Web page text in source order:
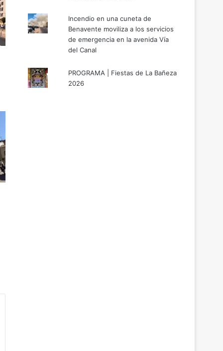
Incendio en una cuneta de
Benavente moviliza a los servicios
de emergencia en la avenida Vía
del Canal
PROGRAMA | Fiestas de La Bañeza
2026